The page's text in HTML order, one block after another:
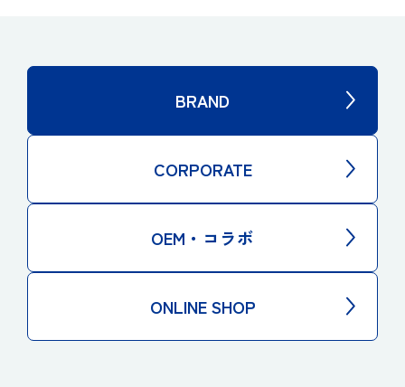
BRAND
CORPORATE
OEM・コラボ
ONLINE SHOP